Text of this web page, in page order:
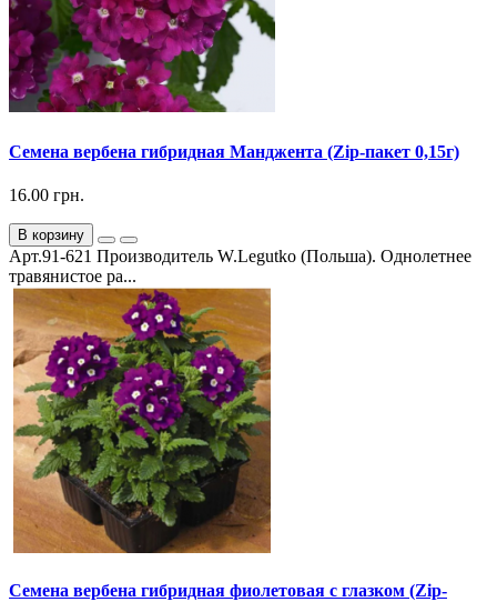
Семена вербена гибридная Манджента (Zip-пакет 0,15г)
16.00 грн.
В корзину
Арт.91-621 Производитель W.Legutko (Польша). Однолетнее
травянистое ра...
Семена вербена гибридная фиолетовая с глазком (Zip-